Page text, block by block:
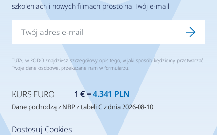
Dostosuj Cookies
szkoleniach i nowych filmach prosto na Twój e-mail.
TUTAJ w RODO znajdziesz szczegółowy opis tego, w jaki sposób będziemy przetwarzać
Twoje dane osobowe, przekazane nam w formularzu.
KURS EURO 1 € =4.341 PLN
Dane pochodzą z NBP z tabeli C z dnia 2026-08-10